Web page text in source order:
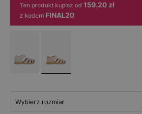
Ten produkt kupisz od 159.20 zł
z kodem FINAL20
Wybierz rozmiar